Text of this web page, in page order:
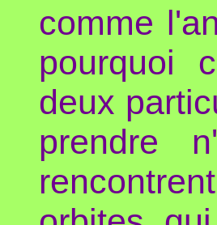
comme
pourquoi
deux
prendre